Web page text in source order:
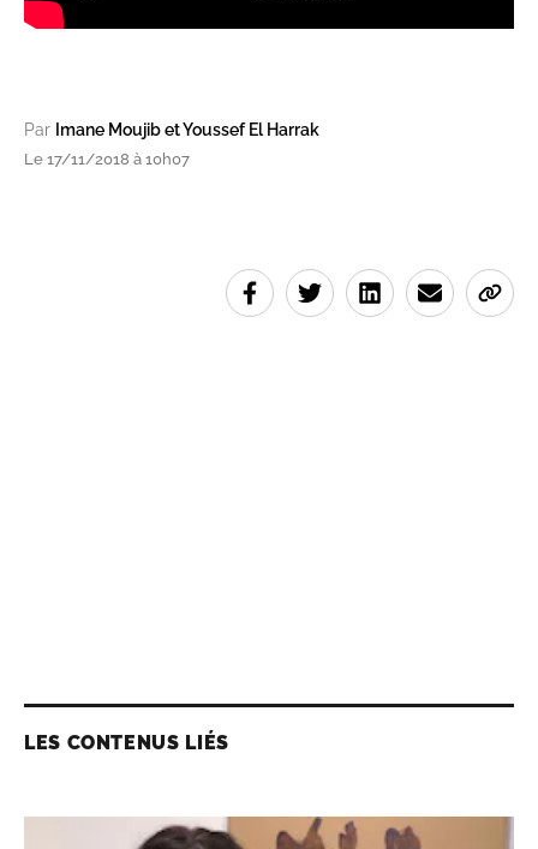
Par Imane Moujib et Youssef El Harrak
Le 17/11/2018 à 10h07
LES CONTENUS LIÉS